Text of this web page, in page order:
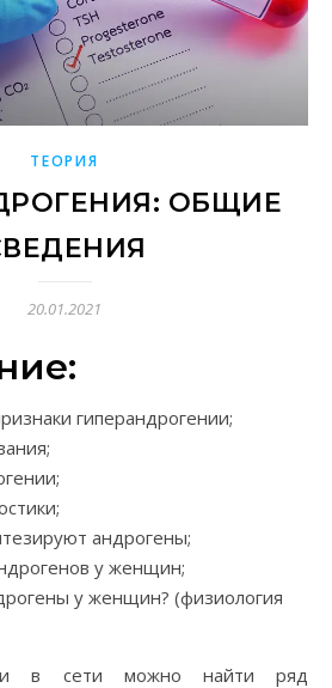
ТЕОРИЯ
ОБЩИЕ
20.01.2021
гиперандрогении;
андрогены;
у женщин;
у женщин? (физиология